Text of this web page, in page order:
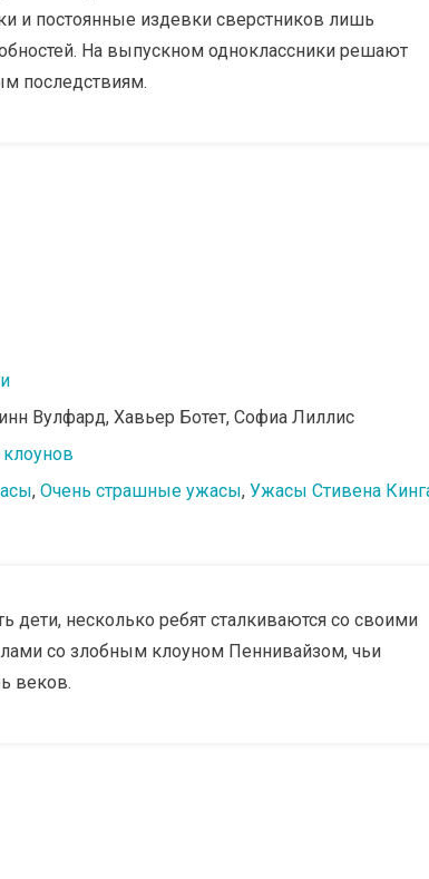
и постоянные издевки сверстников лишь
На выпускном одноклассники решают
последствиям.
Вулфард, Хавьер Ботет, Софиа Лиллис
, Очень страшные ужасы, Ужасы Стивена
дети, несколько ребят сталкиваются со своими
со злобным клоуном Пеннивайзом, чьи
веков.